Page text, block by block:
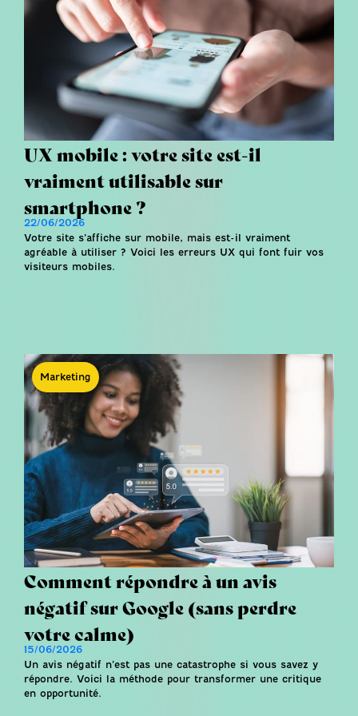
UX mobile : votre site est-il
vraiment utilisable sur
smartphone ?
22/06/2026
Votre site s’affiche sur mobile, mais est-il vraiment
agréable à utiliser ? Voici les erreurs UX qui font fuir vos
visiteurs mobiles.
Marketing
Comment répondre à un avis
négatif sur Google (sans perdre
votre calme)
15/06/2026
Un avis négatif n’est pas une catastrophe si vous savez y
répondre. Voici la méthode pour transformer une critique
en opportunité.